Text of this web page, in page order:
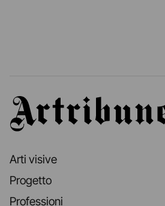
Artribune
Arti visive
Progetto
Professioni